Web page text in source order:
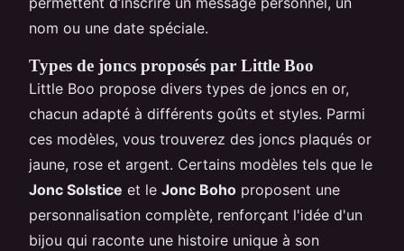
nom ou une date spéciale.
Types de joncs proposés par Little Boo
Little Boo propose divers types de joncs en or,
chacun adapté à différents goûts et styles. Parmi
ces modèles, vous trouverez des joncs plaqués or
jaune, rose et argent. Certains modèles tels que le
Jonc Solstice et le Jonc Boho proposent une
personnalisation complète, renforçant l'idée d'un
bijou qui raconte une histoire unique à son